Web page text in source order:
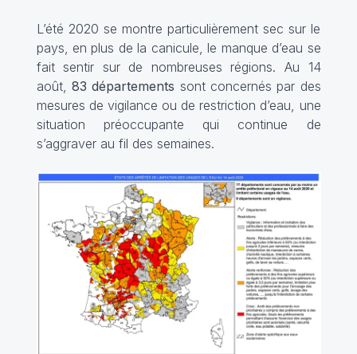
L’été 2020 se montre particulièrement sec sur le
pays, en plus de la canicule, le manque d’eau se
fait sentir sur de nombreuses régions. Au 14
août, 83 départements sont concernés par des
mesures de vigilance ou de restriction d’eau, une
situation préoccupante qui continue de
s’aggraver au fil des semaines.